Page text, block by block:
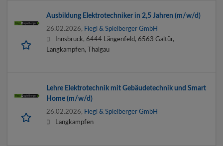
Ausbildung Elektrotechniker in 2,5 Jahren (m/w/d)
26.02.2026, Fiegl & Spielberger GmbH
Innsbruck, 6444 Längenfeld, 6563 Galtür,
Langkampfen, Thalgau
Lehre Elektrotechnik mit Gebäudetechnik und Smart
Home (m/w/d)
26.02.2026, Fiegl & Spielberger GmbH
Langkampfen